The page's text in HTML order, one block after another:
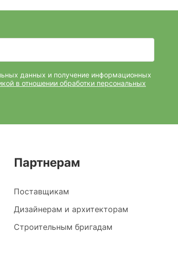
данных и получение информационных
в отношении обработки персональных
Партнерам
Поставщикам
Дизайнерам и архитекторам
Строительным бригадам